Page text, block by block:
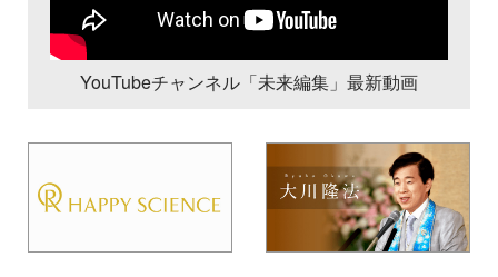
YouTubeチャンネル「未来編集」最新動画